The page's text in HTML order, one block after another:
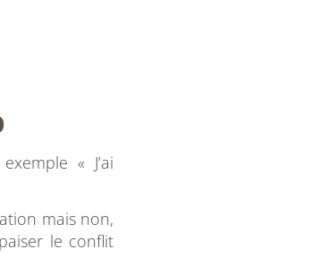
« J’ai
mais non,
le conflit